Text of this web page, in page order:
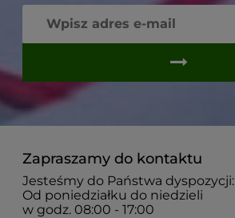
Zapraszamy do kontaktu
Jesteśmy do Państwa dyspozycji:
Od poniedziałku do niedzieli
w godz. 08:00 - 17:00